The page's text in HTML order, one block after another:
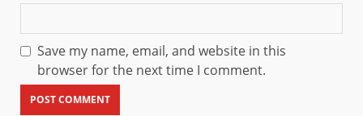
Save my name, email, and website in this
browser for the next time I comment.